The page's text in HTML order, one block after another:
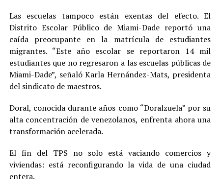
Las escuelas tampoco están exentas del efecto. El
Distrito Escolar Público de Miami-Dade reportó una
caída preocupante en la matrícula de estudiantes
migrantes. “Este año escolar se reportaron 14 mil
estudiantes que no regresaron a las escuelas públicas de
Miami-Dade”, señaló Karla Hernández-Mats, presidenta
del sindicato de maestros.
Doral, conocida durante años como “Doralzuela” por su
alta concentración de venezolanos, enfrenta ahora una
transformación acelerada.
El fin del TPS no solo está vaciando comercios y
viviendas: está reconfigurando la vida de una ciudad
entera.